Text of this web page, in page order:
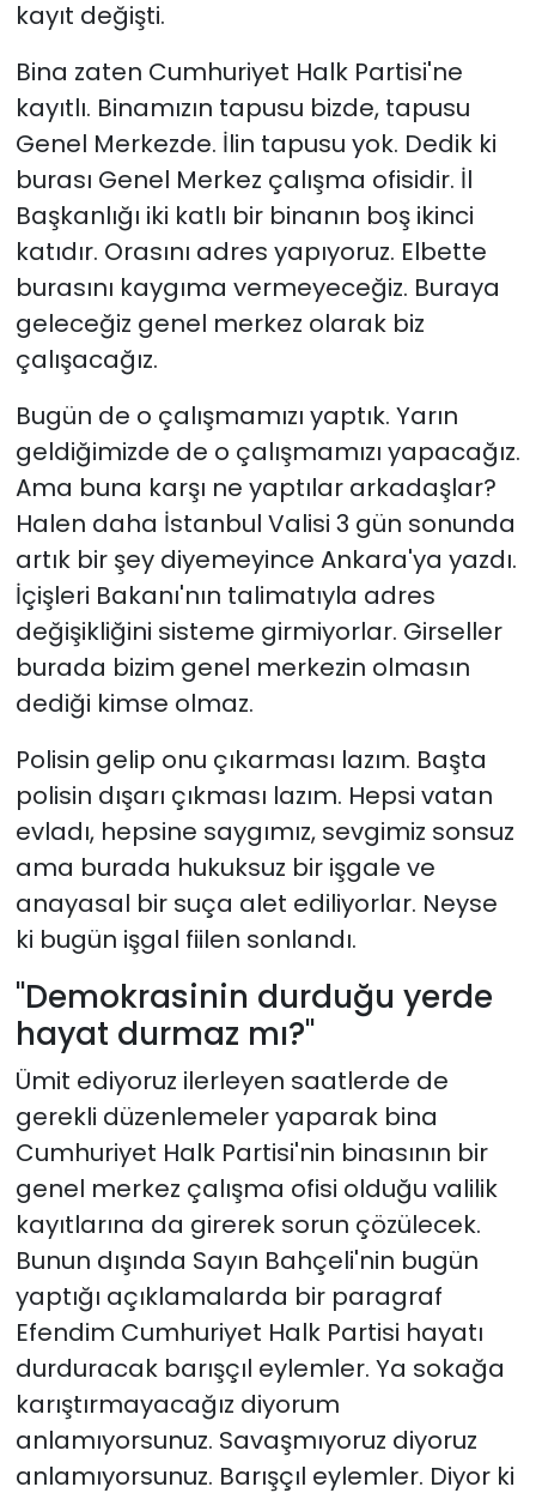
kayıt değişti.
Bina zaten Cumhuriyet Halk Partisi'ne
kayıtlı. Binamızın tapusu bizde, tapusu
Genel Merkezde. İlin tapusu yok. Dedik ki
burası Genel Merkez çalışma ofisidir. İl
Başkanlığı iki katlı bir binanın boş ikinci
katıdır. Orasını adres yapıyoruz. Elbette
burasını kaygıma vermeyeceğiz. Buraya
geleceğiz genel merkez olarak biz
çalışacağız.
Bugün de o çalışmamızı yaptık. Yarın
geldiğimizde de o çalışmamızı yapacağız.
Ama buna karşı ne yaptılar arkadaşlar?
Halen daha İstanbul Valisi 3 gün sonunda
artık bir şey diyemeyince Ankara'ya yazdı.
İçişleri Bakanı'nın talimatıyla adres
değişikliğini sisteme girmiyorlar. Girseller
burada bizim genel merkezin olmasın
dediği kimse olmaz.
Polisin gelip onu çıkarması lazım. Başta
polisin dışarı çıkması lazım. Hepsi vatan
evladı, hepsine saygımız, sevgimiz sonsuz
ama burada hukuksuz bir işgale ve
anayasal bir suça alet ediliyorlar. Neyse
ki bugün işgal fiilen sonlandı.
"Demokrasinin durduğu yerde
hayat durmaz mı?"
Ümit ediyoruz ilerleyen saatlerde de
gerekli düzenlemeler yaparak bina
Cumhuriyet Halk Partisi'nin binasının bir
genel merkez çalışma ofisi olduğu valilik
kayıtlarına da girerek sorun çözülecek.
Bunun dışında Sayın Bahçeli'nin bugün
yaptığı açıklamalarda bir paragraf
Efendim Cumhuriyet Halk Partisi hayatı
durduracak barışçıl eylemler. Ya sokağa
karıştırmayacağız diyorum
anlamıyorsunuz. Savaşmıyoruz diyoruz
anlamıyorsunuz. Barışçıl eylemler. Diyor ki